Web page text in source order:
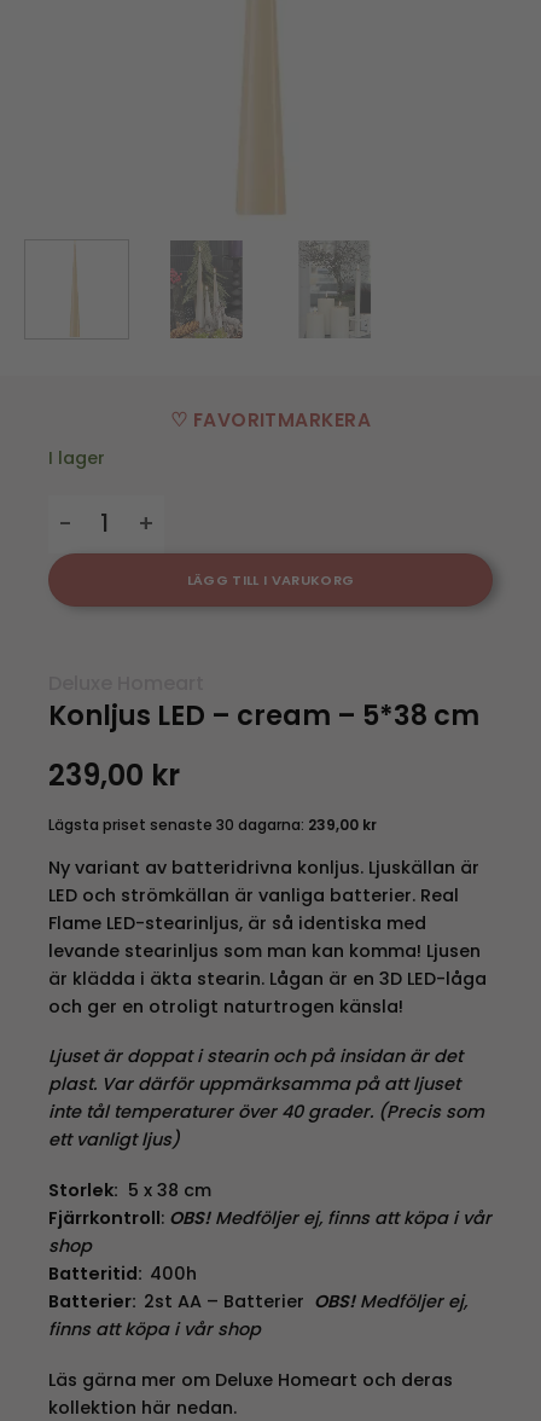
♡ FAVORITMARKERA
I lager
LÄGG TILL I VARUKORG
Konljus LED – cream – 5*38 cm
239,00 kr
Lägsta priset senaste 30 dagarna: 239,00 kr
Ny variant av batteridrivna konljus. Ljuskällan är
LED och strömkällan är vanliga batterier. Real
Flame LED-stearinljus, är så identiska med
levande stearinljus som man kan komma! Ljusen
är klädda i äkta stearin. Lågan är en 3D LED-låga
och ger en otroligt naturtrogen känsla!
Ljuset är doppat i stearin och på insidan är det
plast. Var därför uppmärksamma på att ljuset
inte tål temperaturer över 40 grader. (Precis som
ett vanligt ljus)
Storlek: 5 x 38 cm
Fjärrkontroll: OBS! Medföljer ej, finns att köpa i vår
shop
Batteritid: 400h
Batterier: 2st AA – Batterier OBS! Medföljer ej,
finns att köpa i vår shop
Läs gärna mer om Deluxe Homeart och deras
kollektion här nedan.